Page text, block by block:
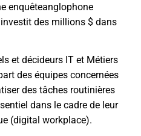
enquêteanglophone
des millions $ dans
et décideurs IT et Métiers
des équipes concernées
des tâches routinières
dans le cadre de leur
(digital workplace).